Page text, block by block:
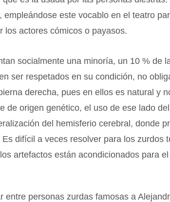
empleándose este vocablo en el teatro
los actores cómicos o payasos.
socialmente una minoría, un 10 % de
ser respetados en su condición, no
derecha, pues en ellos es natural y
de origen genético, el uso de ese lado
del hemisferio cerebral, donde
difícil a veces resolver para los zurdos
artefactos están acondicionados para
entre personas zurdas famosas a